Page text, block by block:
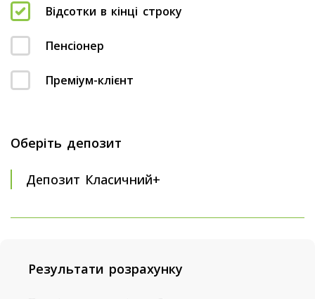
Відсотки в кінці строку
Пенсіонер
Преміум-клієнт
Оберіть депозит
Депозит Класичний+
Результати розрахунку